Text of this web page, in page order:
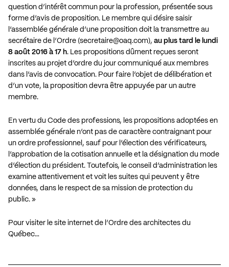
question d’intérêt commun pour la profession, présentée sous
forme d’avis de proposition. Le membre qui désire saisir
l’assemblée générale d’une proposition doit la transmettre au
secrétaire de l’Ordre (secretaire@oaq.com), au plus tard le lundi
8 août 2016 à 17 h. Les propositions dûment reçues seront
inscrites au projet d’ordre du jour communiqué aux membres
dans l’avis de convocation. Pour faire l’objet de délibération et
d’un vote, la proposition devra être appuyée par un autre
membre.
En vertu du Code des professions, les propositions adoptées en
assemblée générale n’ont pas de caractère contraignant pour
un ordre professionnel, sauf pour l’élection des vérificateurs,
l’approbation de la cotisation annuelle et la désignation du mode
d’élection du président. Toutefois, le conseil d’administration les
examine attentivement et voit les suites qui peuvent y être
données, dans le respect de sa mission de protection du
public. »
Pour visiter le site internet de l’Ordre des architectes du
Québec…